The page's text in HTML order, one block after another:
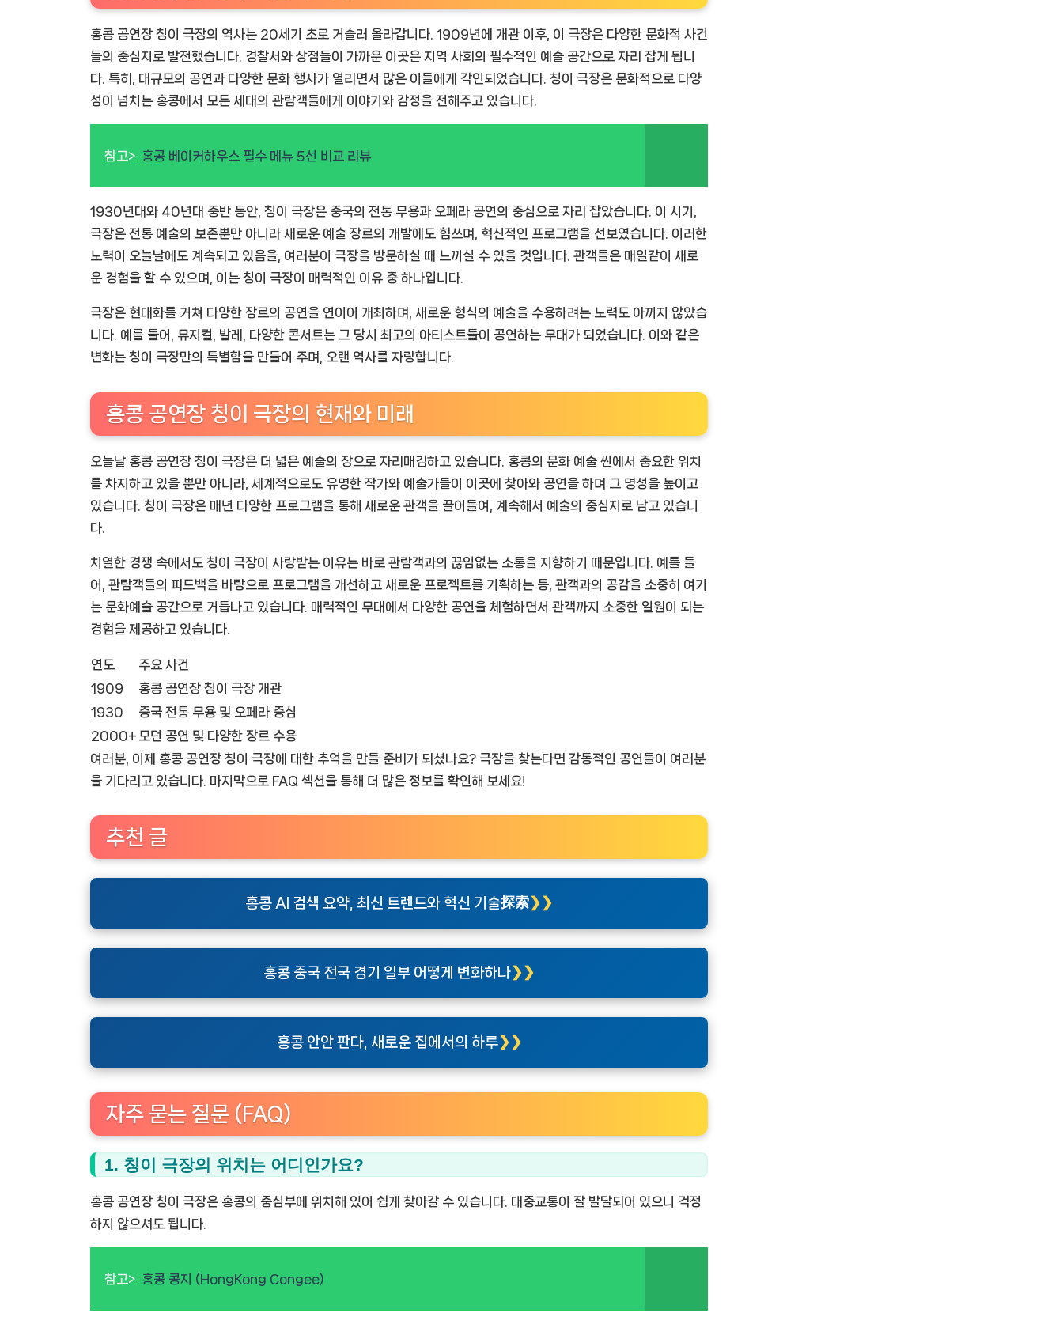
홍콩 공연장 칭이 극장의 역사는 20세기 초로 거슬러 올라갑니다. 1909년에 개관 이후, 이 극장은 다양한 문화적 사건
들의 중심지로 발전했습니다. 경찰서와 상점들이 가까운 이곳은 지역 사회의 필수적인 예술 공간으로 자리 잡게 됩니
다. 특히, 대규모의 공연과 다양한 문화 행사가 열리면서 많은 이들에게 각인되었습니다. 칭이 극장은 문화적으로 다양
성이 넘치는 홍콩에서 모든 세대의 관람객들에게 이야기와 감정을 전해주고 있습니다.
참고> 홍콩 베이커하우스 필수 메뉴 5선 비교 리뷰
1930년대와 40년대 중반 동안, 칭이 극장은 중국의 전통 무용과 오페라 공연의 중심으로 자리 잡았습니다. 이 시기,
극장은 전통 예술의 보존뿐만 아니라 새로운 예술 장르의 개발에도 힘쓰며, 혁신적인 프로그램을 선보였습니다. 이러한
노력이 오늘날에도 계속되고 있음을, 여러분이 극장을 방문하실 때 느끼실 수 있을 것입니다. 관객들은 매일같이 새로
운 경험을 할 수 있으며, 이는 칭이 극장이 매력적인 이유 중 하나입니다.
극장은 현대화를 거쳐 다양한 장르의 공연을 연이어 개최하며, 새로운 형식의 예술을 수용하려는 노력도 아끼지 않았습
니다. 예를 들어, 뮤지컬, 발레, 다양한 콘서트는 그 당시 최고의 아티스트들이 공연하는 무대가 되었습니다. 이와 같은
변화는 칭이 극장만의 특별함을 만들어 주며, 오랜 역사를 자랑합니다.
홍콩 공연장 칭이 극장의 현재와 미래
오늘날 홍콩 공연장 칭이 극장은 더 넓은 예술의 장으로 자리매김하고 있습니다. 홍콩의 문화 예술 씬에서 중요한 위치
를 차지하고 있을 뿐만 아니라, 세계적으로도 유명한 작가와 예술가들이 이곳에 찾아와 공연을 하며 그 명성을 높이고
있습니다. 칭이 극장은 매년 다양한 프로그램을 통해 새로운 관객을 끌어들여, 계속해서 예술의 중심지로 남고 있습니
다.
치열한 경쟁 속에서도 칭이 극장이 사랑받는 이유는 바로 관람객과의 끊임없는 소통을 지향하기 때문입니다. 예를 들
어, 관람객들의 피드백을 바탕으로 프로그램을 개선하고 새로운 프로젝트를 기획하는 등, 관객과의 공감을 소중히 여기
는 문화예술 공간으로 거듭나고 있습니다. 매력적인 무대에서 다양한 공연을 체험하면서 관객까지 소중한 일원이 되는
경험을 제공하고 있습니다.
연도
주요 사건
1909
홍콩 공연장 칭이 극장 개관
1930
중국 전통 무용 및 오페라 중심
2000+ 모던 공연 및 다양한 장르 수용
여러분, 이제 홍콩 공연장 칭이 극장에 대한 추억을 만들 준비가 되셨나요? 극장을 찾는다면 감동적인 공연들이 여러분
을 기다리고 있습니다. 마지막으로 FAQ 섹션을 통해 더 많은 정보를 확인해 보세요!
추천 글
홍콩 AI 검색 요약, 최신 트렌드와 혁신 기술探索
홍콩 중국 전국 경기 일부 어떻게 변화하나
홍콩 안안 판다, 새로운 집에서의 하루
자주 묻는 질문 (FAQ)
1. 칭이 극장의 위치는 어디인가요?
홍콩 공연장 칭이 극장은 홍콩의 중심부에 위치해 있어 쉽게 찾아갈 수 있습니다. 대중교통이 잘 발달되어 있으니 걱정
하지 않으셔도 됩니다.
참고> 홍콩 콩지 (HongKong Congee)